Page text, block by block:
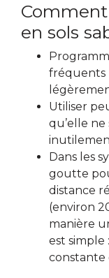
en sols
fréquents
Utiliser
qu’elle
Dans les
goutte
distance
(environ
manière
est
constante